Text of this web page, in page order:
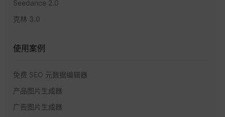
Seedance 2.0
克林 3.0
使用案例
免费 SEO 元数据编辑器
产品图片生成器
广告图片生成器